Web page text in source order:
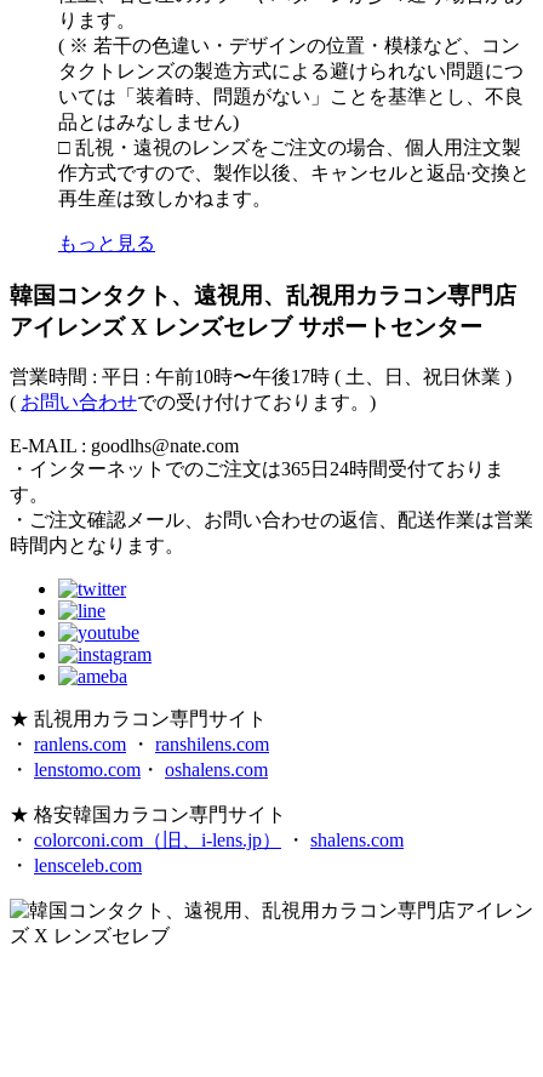
ります。
( ※ 若干の色違い・デザインの位置・模様など、コン
タクトレンズの製造方式による避けられない問題につ
いては「装着時、問題がない」ことを基準とし、不良
品とはみなしません)
□ 乱視・遠視のレンズをご注文の場合、個人用注文製
作方式ですので、製作以後、キャンセルと返品·交換と
再生産は致しかねます。
もっと見る
韓国コンタクト、遠視用、乱視用カラコン専門店
アイレンズ X レンズセレブ サポートセンター
営業時間 : 平日 : 午前10時〜午後17時 ( 土、日、祝日休業 )
( お問い合わせでの受け付けております。)
E-MAIL : goodlhs@nate.com
・インターネットでのご注文は365日24時間受付ておりま
す。
・ご注文確認メール、お問い合わせの返信、配送作業は営業
時間内となります。
★ 乱視用カラコン専門サイト
・ ranlens.com ・ ranshilens.com
・ lenstomo.com ・ oshalens.com
★ 格安韓国カラコン専門サイト
・ colorconi.com（旧、i-lens.jp） ・ shalens.com
・ lensceleb.com